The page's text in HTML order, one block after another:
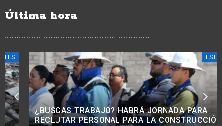
Última hora
ESTATALES
¿BUSCAS TRABAJO? HABRÁ JORNADA PARA
RECLUTAR PERSONAL PARA LA CONSTRUCCIÓN